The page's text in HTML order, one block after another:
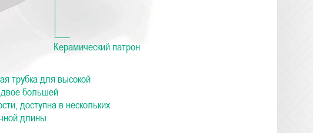
трубка для высокой
большей
доступна в нескольких
длины
Керамический патрон